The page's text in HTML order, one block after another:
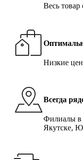
Весь
Низкие
Всегда
Филиалы в
Якутске,